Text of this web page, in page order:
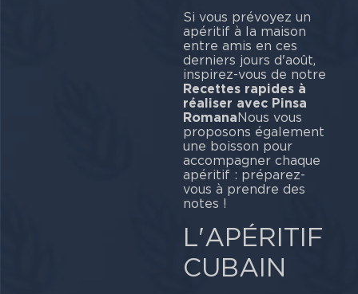
Si vous prévoyez un
apéritif à la maison
entre amis en ces
derniers jours d'août,
inspirez-vous de notre
Recettes rapides à
réaliser avec Pinsa
RomanaNous vous
proposons également
une boisson pour
accompagner chaque
apéritif : préparez-
vous à prendre des
notes !
L'APÉRITIF
CUBAIN